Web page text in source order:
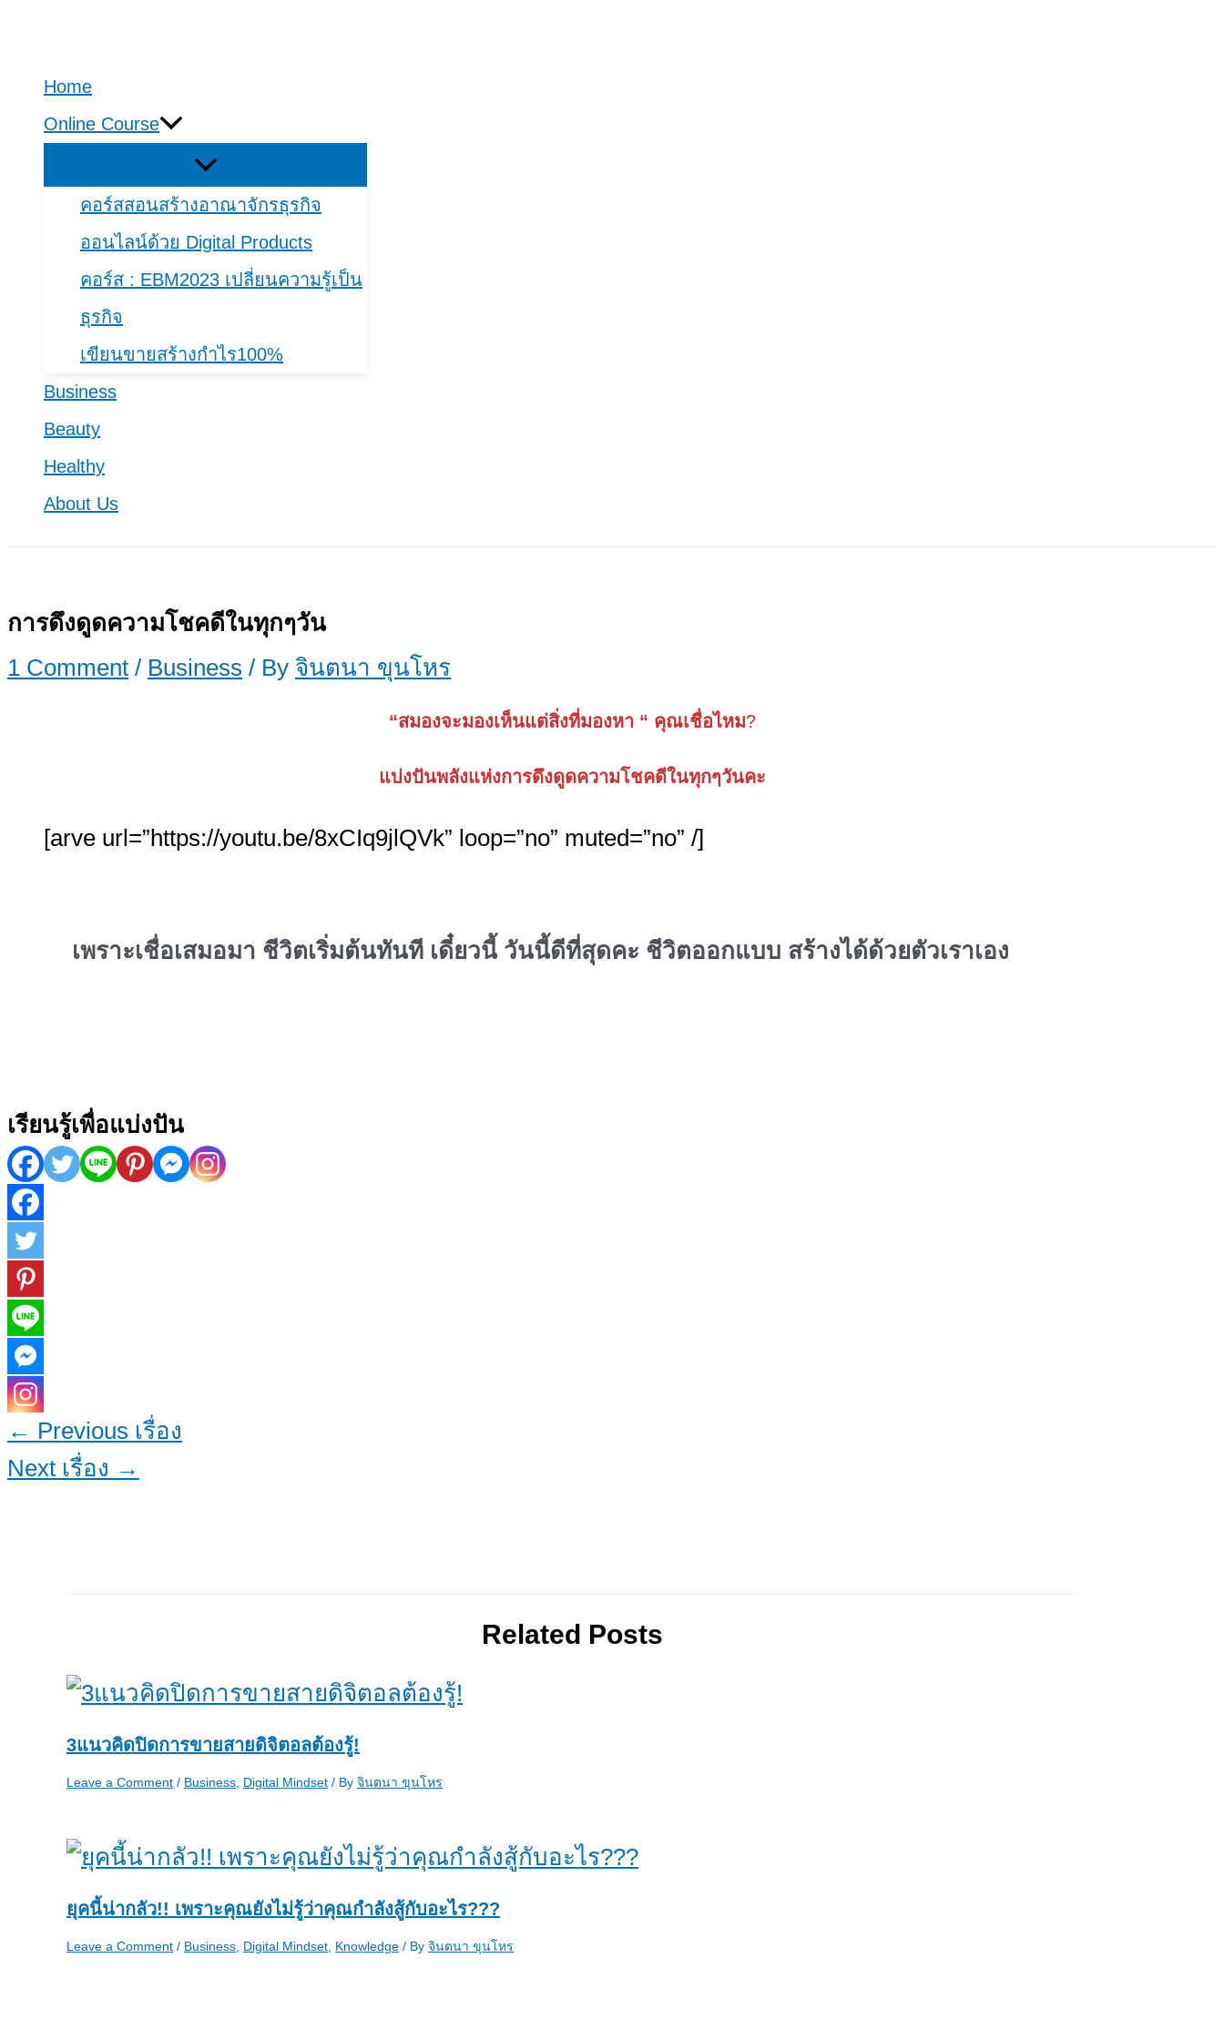
content
Home
Online Course
คอร์สสอนสร้างอาณาจักรธุรกิจ
ออนไลน์ด้วย Digital Products
คอร์​ส : EBM2023 เปลี่ยนความรู้เป็น
ธุรกิจ
เขียนขายสร้างกำไร100%
Business
Beauty
Healthy
About Us
การดึงดูดความโชคดีในทุกๆวัน
1 Comment / Business / By จินตนา ขุนโหร
“สมองจะมองเห็นแต่สิ่งที่มองหา “ คุณเชื่อไหม?
แบ่งปันพลังแห่งการดึงดูดความโชคดีในทุกๆวันคะ
[arve url=”https://youtu.be/8xCIq9jlQVk” loop=”no” muted=”no” /]
เพราะเชื่อเสมอมา ชีวิตเริ่มต้นทันที เดี๋ยวนี้ วันนี้ดีที่สุดคะ ชีวิตออกแบบ สร้างได้ด้วยตัวเราเอง
เรียนรู้เพื่อแบ่งปัน
← Previous เรื่อง
Next เรื่อง →
Related Posts
3แนวคิดปิดการขายสายดิจิตอลต้องรู้!
Leave a Comment / Business Digital Mindset / By จินตนา ขุนโหร
ยุคนี้น่ากลัว!! เพราะคุณยังไม่รู้ว่าคุณกำลังสู้กับอะไร???
Leave a Comment / Business Digital Mindset Knowledge / By จินตนา ขุนโหร